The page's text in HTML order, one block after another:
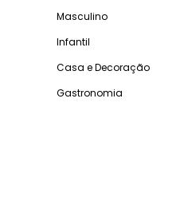
Masculino
Infantil
Casa e Decoração
Gastronomia